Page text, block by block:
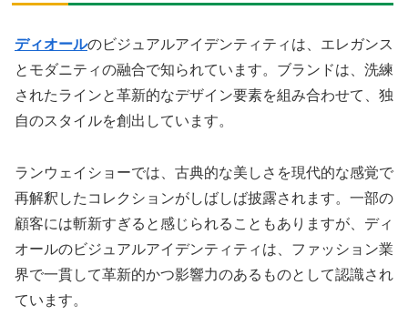
ディオールのビジュアルアイデンティティは、エレガンス
とモダニティの融合で知られています。ブランドは、洗練
されたラインと革新的なデザイン要素を組み合わせて、独
自のスタイルを創出しています。
ランウェイショーでは、古典的な美しさを現代的な感覚で
再解釈したコレクションがしばしば披露されます。一部の
顧客には斬新すぎると感じられることもありますが、ディ
オールのビジュアルアイデンティティは、ファッション業
界で一貫して革新的かつ影響力のあるものとして認識され
ています。